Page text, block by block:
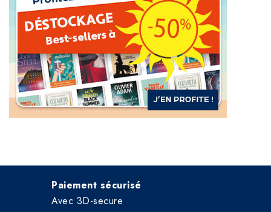
Paiement sécurisé
Avec 3D-secure